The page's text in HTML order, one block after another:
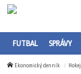
FUTBAL SPRÁVY
Ekonomický denník Hokej